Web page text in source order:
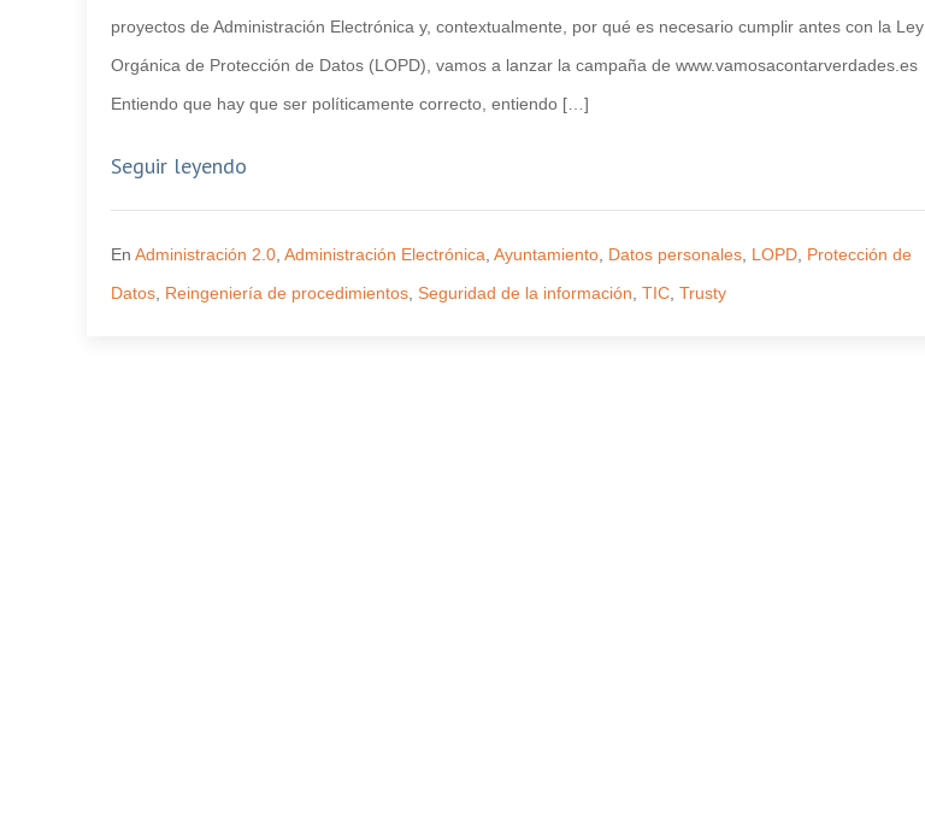
proyectos de Administración Electrónica y, contextualmente, por qué es necesario cumplir antes con la Ley
Orgánica de Protección de Datos (LOPD), vamos a lanzar la campaña de www.vamosacontarverdades.es
Entiendo que hay que ser políticamente correcto, entiendo […]
Seguir leyendo
En Administración 2.0 Administración Electrónica Ayuntamiento Datos personales LOPD Protección de
Datos Reingeniería de procedimientos Seguridad de la información TIC Trusty